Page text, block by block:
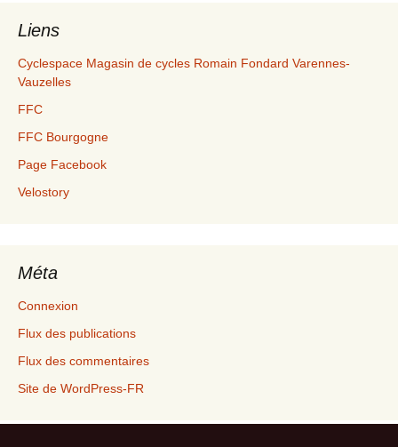
Liens
Cyclespace Magasin de cycles Romain Fondard Varennes-
Vauzelles
FFC
FFC Bourgogne
Page Facebook
Velostory
Méta
Connexion
Flux des publications
Flux des commentaires
Site de WordPress-FR